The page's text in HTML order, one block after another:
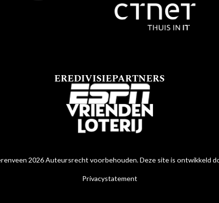
EREDIVISIEPARTNERS
2026 Auteursrecht voorbehouden. Deze site is ontwikkeld
Privacystatement